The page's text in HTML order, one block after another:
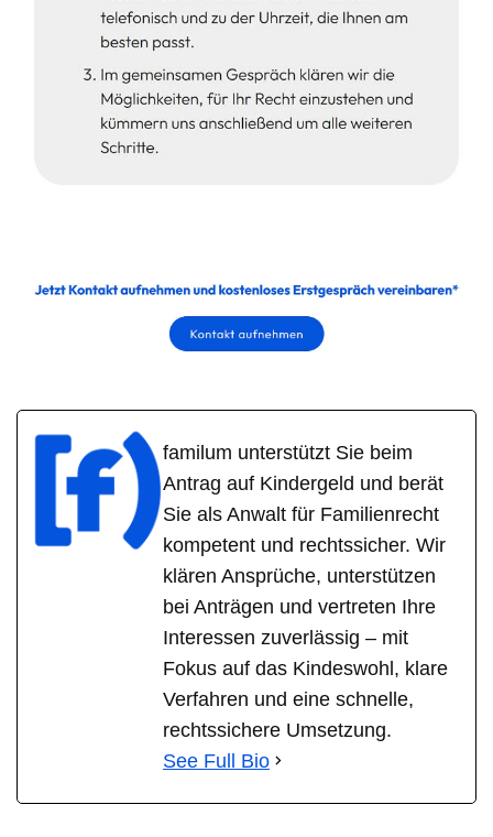
familum unterstützt Sie beim
Antrag auf Kindergeld und berät
Sie als Anwalt für Familienrecht
kompetent und rechtssicher. Wir
klären Ansprüche, unterstützen
bei Anträgen und vertreten Ihre
Interessen zuverlässig – mit
Fokus auf das Kindeswohl, klare
Verfahren und eine schnelle,
rechtssichere Umsetzung.
See Full Bio